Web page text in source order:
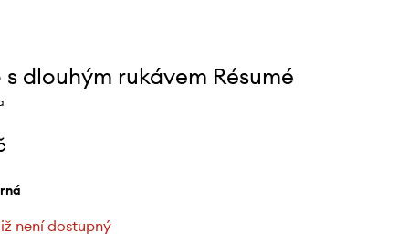
s dlouhým rukávem Résumé
není dostupný